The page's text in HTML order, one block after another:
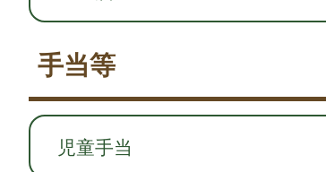
手当等
児童手当